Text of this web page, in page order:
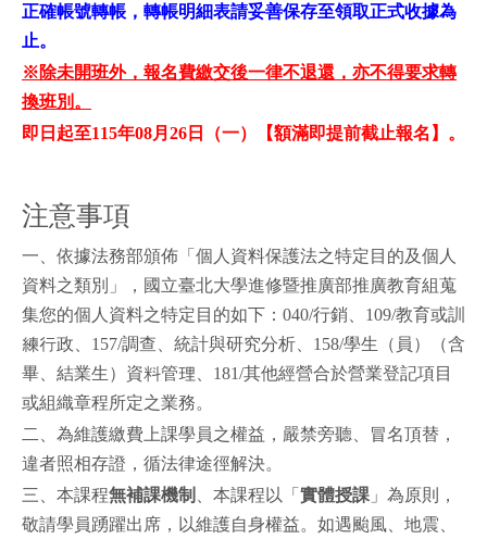
正確帳號轉帳，轉帳明細表請妥善保存至領取正式收據為
止。
※除未開班外，報名費繳交後一律不退還，亦不得要求轉
換班別。
即日起至115年08月26日（一）【額滿即提前截止報名】。
注意事項
一、依據法務部頒佈「個人資料保護法之特定目的及個人
資料之類別」，國立臺北大學進修暨推廣部推廣教育組蒐
集您的個人資料之特定目的如下：040/行銷、109/教育或訓
練行政、157/調查、統計與研究分析、158/學生（員）（含
畢、結業生）資料管理、181/其他經營合於營業登記項目
或組織章程所定之業務。
二、為維護繳費上課學員之權益，嚴禁旁聽、冒名頂替，
違者照相存證，循法律途徑解決。
三、本課程無補課機制 、本課程以「 實體授課 」為原則，
敬請學員踴躍出席，以維護自身權益。如遇颱風、地震、